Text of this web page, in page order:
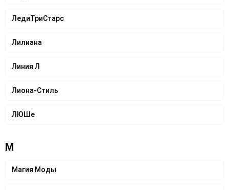
ЛедиТриСтарс
Лилиана
Линия Л
Лиона-Стиль
ЛЮШе
М
Магия Моды